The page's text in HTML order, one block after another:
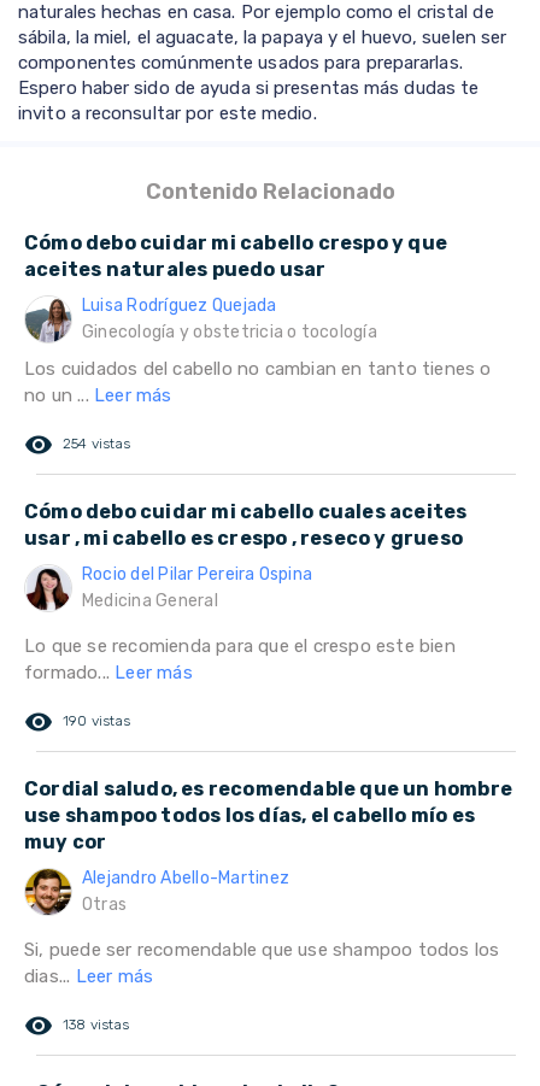
naturales hechas en casa. Por ejemplo como el cristal de
sábila, la miel, el aguacate, la papaya y el huevo, suelen ser
componentes comúnmente usados para prepararlas.
Espero haber sido de ayuda si presentas más dudas te
invito a reconsultar por este medio.
Contenido Relacionado
Cómo debo cuidar mi cabello crespo y que
aceites naturales puedo usar
Luisa Rodríguez Quejada
Ginecología y obstetricia o tocología
Los cuidados del cabello no cambian en tanto tienes o
no un ... Leer más
remove_red_eye 254 vistas
Cómo debo cuidar mi cabello cuales aceites
usar , mi cabello es crespo , reseco y grueso
Rocio del Pilar Pereira Ospina
Medicina General
Lo que se recomienda para que el crespo este bien
formado... Leer más
remove_red_eye 190 vistas
Cordial saludo, es recomendable que un hombre
use shampoo todos los días, el cabello mío es
muy cor
Alejandro Abello-Martinez
Otras
Si, puede ser recomendable que use shampoo todos los
dias... Leer más
remove_red_eye 138 vistas